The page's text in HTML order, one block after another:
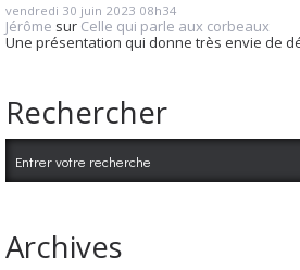
vendredi 30 juin 2023 08h34
Jérôme sur Celle qui parle aux corbeaux
Une présentation qui donne très envie de
Rechercher
Archives